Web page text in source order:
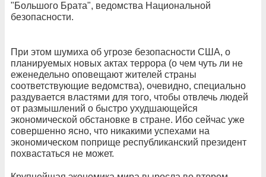
"Большого Брата", ведомства Национальной
безопасности.
При этом шумиха об угрозе безопасности США, о
планируемых новых актах террора (о чем чуть ли не
еженедельно оповещают жителей страны
соответствующие ведомства), очевидно, специально
раздувается властями для того, чтобы отвлечь людей
от размышлений о быстро ухудшающейся
экономической обстановке в стране. Ибо сейчас уже
совершенно ясно, что никакими успехами на
экономическом поприще республиканский президент
похвастаться не может.